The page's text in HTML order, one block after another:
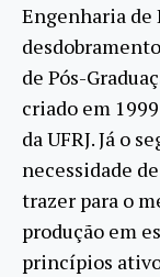
Engenharia de
de Pós-
criado em
da UFRJ. Já o
necessidade
trazer para o
produção em
princípios